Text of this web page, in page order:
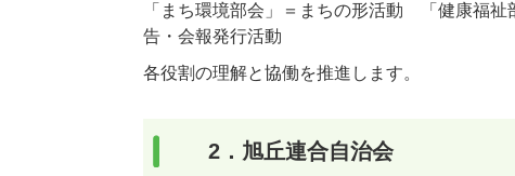
「まち環境部会」＝まちの形活動 「健康福
告・会報発行活動
各役割の理解と協働を推進します。
2．旭丘連合自治会